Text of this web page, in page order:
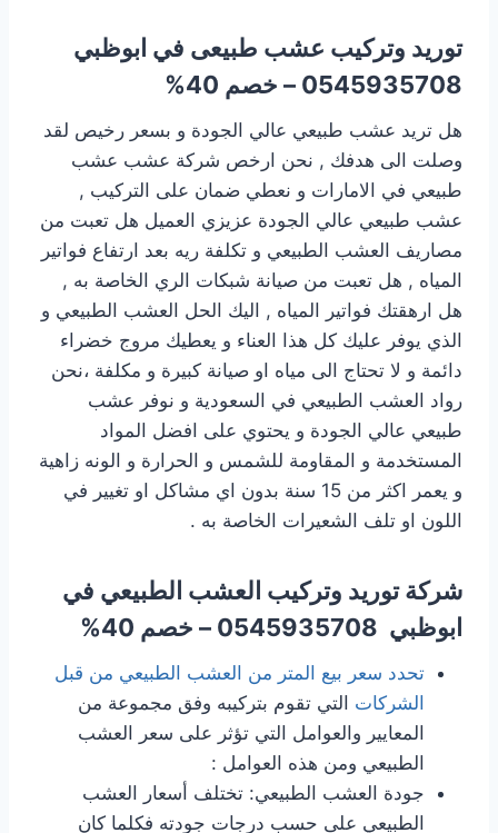
توريد وتركيب عشب طبيعى في ابوظبي
0545935708 – خصم 40%
هل تريد عشب طبيعي عالي الجودة و بسعر رخيص لقد
وصلت الى هدفك , نحن ارخص شركة عشب عشب
طبيعي في الامارات و نعطي ضمان على التركيب ,
عشب طبيعي عالي الجودة عزيزي العميل هل تعبت من
مصاريف العشب الطبيعي و تكلفة ريه بعد ارتفاع فواتير
المياه , هل تعبت من صيانة شبكات الري الخاصة به ,
هل ارهقتك فواتير المياه , اليك الحل العشب الطبيعي و
الذي يوفر عليك كل هذا العناء و يعطيك مروج خضراء
دائمة و لا تحتاج الى مياه او صيانة كبيرة و مكلفة ،نحن
رواد العشب الطبيعي في السعودية و نوفر عشب
طبيعي عالي الجودة و يحتوي على افضل المواد
المستخدمة و المقاومة للشمس و الحرارة و الونه زاهية
و يعمر اكثر من 15 سنة بدون اي مشاكل او تغيير في
اللون او تلف الشعيرات الخاصة به .
شركة توريد وتركيب العشب الطبيعي في
ابوظبي
تحدد سعر بيع المتر من العشب الطبيعي من قبل
الشركات التي تقوم بتركيبه وفق مجموعة من
المعايير والعوامل التي تؤثر على سعر العشب
الطبيعي ومن هذه العوامل :
جودة العشب الطبيعي: تختلف أسعار العشب
الطبيعي على حسب درجات جودته فكلما كان